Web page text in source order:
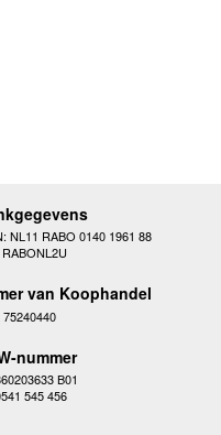
NL11 RABO 0140 1961 88
van Koophandel
nummer
B01
545 456